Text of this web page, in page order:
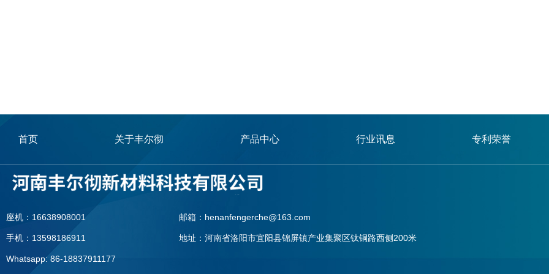
首页 关于丰尔彻 产品中心 行业讯息 专利荣誉
座机：16638908001
手机：13598186911
Whatsapp: 86-18837911177
邮箱：henanfengerche@163.com
地址：河南省洛阳市宜阳县锦屏镇产业集聚区钛铜路西侧200米